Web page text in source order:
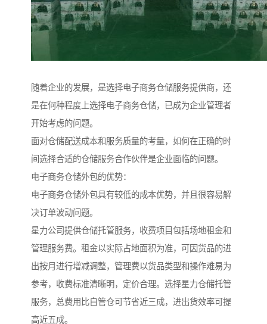
随着企业的发展，是选择电子商务仓储服务提供商，还
是在何种程度上选择电子商务仓储，已成为企业管理者
开始考虑的问题。
面对仓储配送成本和服务质量的考量，如何在正确的时
间选择合适的仓储服务合作伙伴是企业面临的问题。
电子商务仓储外包的优势：
电子商务仓储外包具有较低的成本优势，并且很容易解
决订单波动问题。
星力公司提供仓储托管服务，收费项目包括场地租金和
管理服务费。租金以实际占地面积为准，可因货品的进
出按月进行增减调整，管理费以货品类型和操作难易为
参考，收费标准清晰明，定价合理。选择星力仓储托管
服务，总费用比自管仓可节省近三成，进出货效率可提
高近五成。